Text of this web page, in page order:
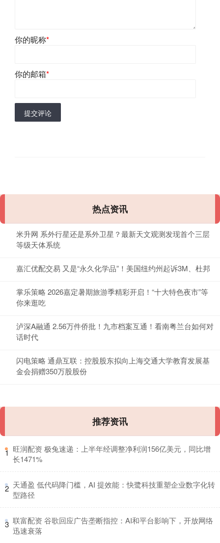
你的昵称*
你的邮箱*
提交评论
热点资讯
米升网 系外行星还是系外卫星？最新天文观测发现首个三层
等级天体系统
嘉汇优配交易 又是“永久化学品”！美国纽约州起诉3M、杜邦
掌乐策略 2026嘉定暑期旅游季精彩开启！“十大特色夜市”等
你来逛吃
泸深A融通 2.56万件侨批！九市档案互通！看南粤兰台如何对
话时代
闪电策略 通鼎互联：控股股东拟向上海交通大学教育发展基
金会捐赠350万股股份
推荐资讯
1 ​旺润配资 极兔速递：上半年经调整净利润156亿美元，同比增
长1471%
2 ​天通盈 低代码降门槛，AI 提效能：快鹭科技重塑企业数字化转
型路径
3 ​联富配资 谷歌回应广告垄断指控：AI和平台影响下，开放网络
迅速衰落